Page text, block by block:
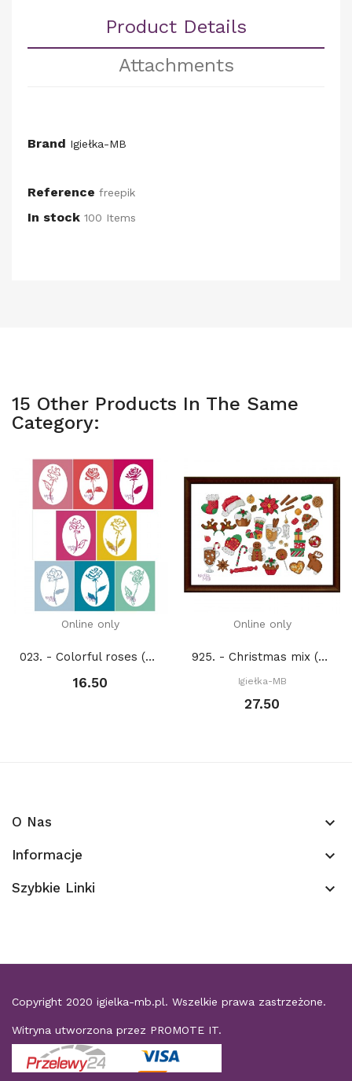
Product Details
Attachments
Brand Igiełka-MB
Reference freepik
In stock 100 Items
15 Other Products In The Same
Category:
Online only
023. - Colorful roses (PDF)
16.50
Online only
925. - Christmas mix (PDF)
Igiełka-MB
27.50
O Nas keyboard_arrow_down
Informacje keyboard_arrow_down
Szybkie Linki keyboard_arrow_down
Copyright 2020 igielka-mb.pl. Wszelkie prawa zastrzeżone.
Witryna utworzona przez PROMOTE IT.